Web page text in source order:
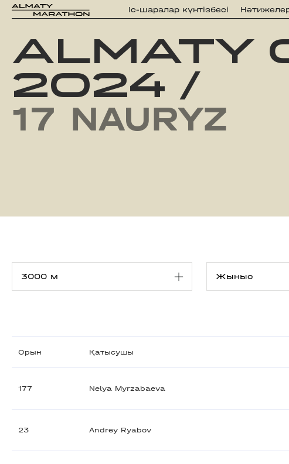
Iс-шаралар күнтізбесi
ALMATY
2024 /
17 NAURYZ
Орын Қатысушы
177 Nelya Myrzabaeva
23 Andrey Ryabov